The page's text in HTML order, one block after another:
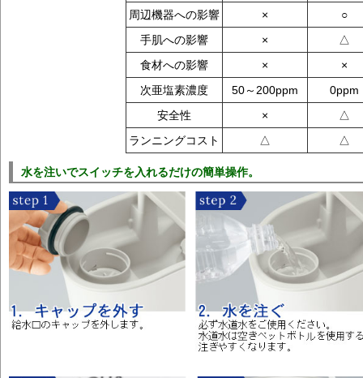
周辺機器への影響
×
○
手肌への影響
×
△
食材への影響
×
×
次亜塩素濃度
50～200ppm
0ppm
安全性
×
△
ランニングコスト
△ △
水を注いでスイッチを入れるだけの簡単操作。